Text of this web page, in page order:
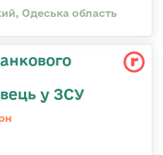
Одеська область
у ЗСУ